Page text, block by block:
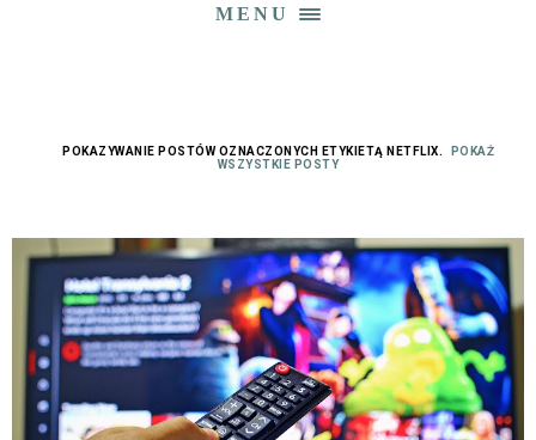
MENU
POKAZYWANIE POSTÓW OZNACZONYCH ETYKIETĄ NETFLIX.
POKAŻ
WSZYSTKIE POSTY